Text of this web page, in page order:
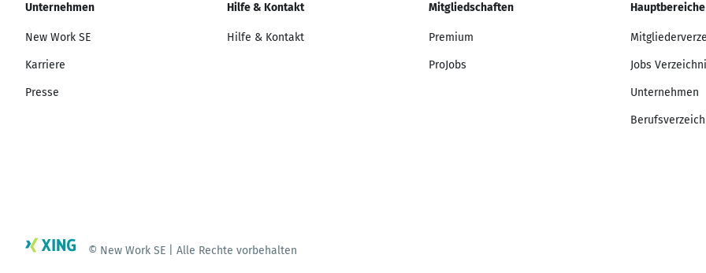
Unternehmen
New Work SE
Karriere
Presse
Hilfe & Kontakt
Hilfe & Kontakt
Mitgliedschaften
Premium
ProJobs
Hauptbereiche
Jobs
Unternehmen
© New Work SE | Alle Rechte vorbehalten